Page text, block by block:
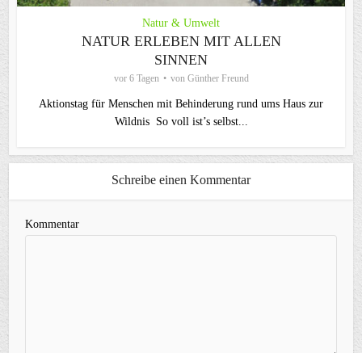
Natur & Umwelt
NATUR ERLEBEN MIT ALLEN
SINNEN
vor 6 Tagen von Günther Freund
Aktionstag für Menschen mit Behinderung rund ums Haus zur
Wildnis So voll ist’s selbst...
Schreibe einen Kommentar
Kommentar